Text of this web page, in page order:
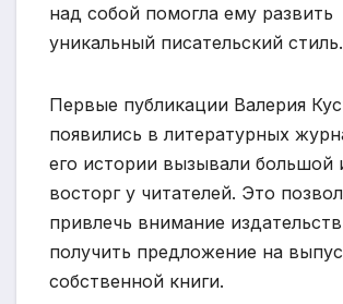
над собой помогла ему развить
уникальный писательский стиль.
Первые публикации Валерия
появились в литературных
его истории вызывали большой
восторг у читателей. Это
привлечь внимание
получить предложение на
собственной книги.